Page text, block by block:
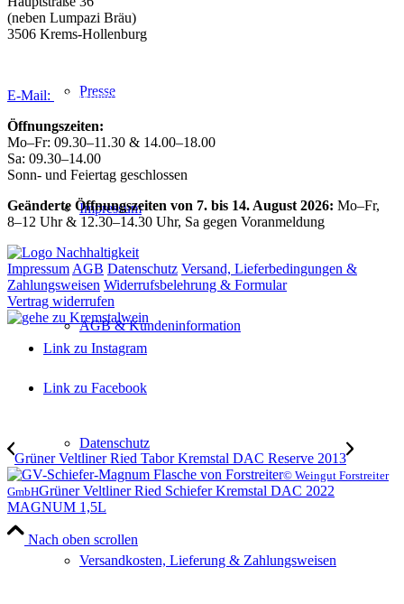
Presse
Impressum
AGB & Kundeninformation
Datenschutz
Versandkosten, Lieferung & Zahlungsweisen
(neben Lumpazi Bräu)
3506 Krems-Hollenburg
E-Mail:
weingut@forstreiter.at
Öffnungszeiten:
Mo–Fr: 09.30–11.30 & 14.00–18.00
Sa: 09.30–14.00
Sonn- und Feiertag geschlossen
Geänderte Öffnungszeiten von 7. bis 14. August 2026: Mo–Fr,
8–12 Uhr & 12.30–14.30 Uhr, Sa gegen Voranmeldung
Impressum AGB Datenschutz Versand, Lieferbedingungen &
Zahlungsweisen Widerrufsbelehrung & Formular
Vertrag widerrufen
Link zu Instagram
Link zu Facebook
Grüner Veltliner Ried Tabor Kremstal DAC Reserve 2013
© Weingut Forstreiter
GmbHGrüner Veltliner Ried Schiefer Kremstal DAC 2022
MAGNUM 1,5L
Nach oben scrollen